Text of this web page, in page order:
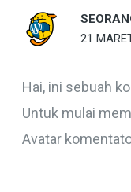
21
Hai, ini sebuah
Untuk mulai
Avatar